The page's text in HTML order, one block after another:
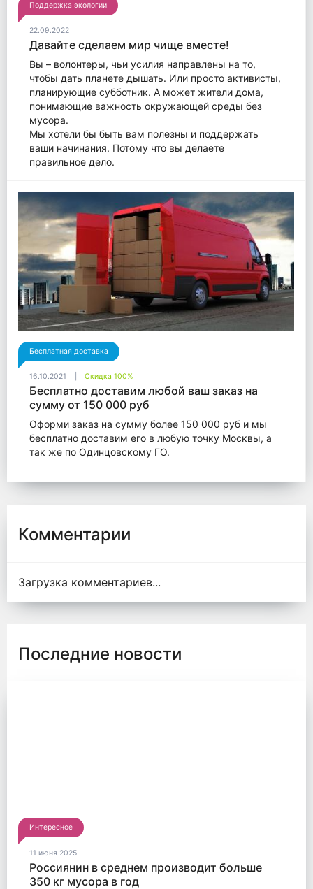
Поддержка экологии
22.09.2022
Давайте сделаем мир чище вместе!
Вы – волонтеры, чьи усилия направлены на то,
чтобы дать планете дышать. Или просто активисты,
планирующие субботник. А может жители дома,
понимающие важность окружающей среды без
мусора.
Мы хотели бы быть вам полезны и поддержать
ваши начинания. Потому что вы делаете
правильное дело.
Бесплатная доставка
16.10.2021 Скидка 100%
Бесплатно доставим любой ваш заказ на
сумму от 150 000 руб
Оформи заказ на сумму более 150 000 руб и мы
бесплатно доставим его в любую точку Москвы, а
так же по Одинцовскому ГО.
Комментарии
Загрузка комментариев...
Последние новости
Интересное
11 июня 2025
Россиянин в среднем производит больше
350 кг мусора в год